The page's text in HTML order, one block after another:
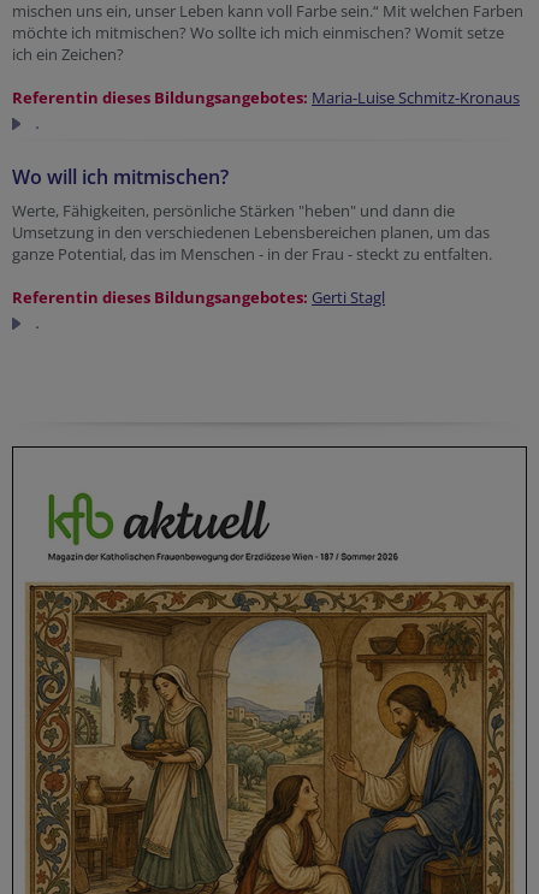
mischen uns ein, unser Leben kann voll Farbe sein.“ Mit welchen Farben
möchte ich mitmischen? Wo sollte ich mich einmischen? Womit setze
ich ein Zeichen?
Referentin dieses Bildungsangebotes: Maria-Luise Schmitz-Kronaus
.
Wo will ich mitmischen?
Werte, Fähigkeiten, persönliche Stärken "heben" und dann die
Umsetzung in den verschiedenen Lebensbereichen planen, um das
ganze Potential, das im Menschen - in der Frau - steckt zu entfalten.
Referentin dieses Bildungsangebotes: Gerti Stagl
.